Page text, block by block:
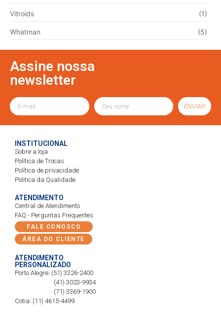
Vitroids (1)
Whatman (5)
Assine nossa
newsletter
ENVIAR
INSTITUCIONAL
Sobre a loja
Política de Trocas
Política de privacidade
Politica da Qualidade
ATENDIMENTO
Central de Atendimento
FAQ - Perguntas Frequentes
FALE CONOSCO
ÁREA DO CLIENTE
ATENDIMENTO
PERSONALIZADO
Porto Alegre: (51) 3326-2400
(41) 3023-9934
(71) 3369-1900
Cotia: (11) 4615-4499